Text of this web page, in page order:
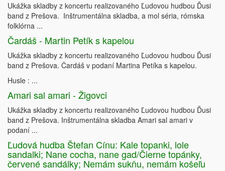
Ukážka skladby z koncertu realizovaného Ľudovou hudbou Ďusi
band z Prešova. Inštrumentálna skladba, a mol séria, rómska
folklórna ...
Čardáš - Martin Petík s kapelou
Ukážka skladby z koncertu realizovaného Ľudovou hudbou Ďusi
band z Prešova. Čardáš v podaní Martina Petíka s kapelou.
Husle : ...
Amari sal amari - Žigovci
Ukážka skladby z koncertu realizovaného Ľudovou hudbou Ďusi
band z Prešova. Inštrumentálna skladba Amari sal amari v
podaní ...
Ľudová hudba Štefan Cínu: Kale topanki, lole
sandalki; Nane cocha, nane gad/Čierne topánky,
červené sandálky; Nemám sukňu, nemám košeľu